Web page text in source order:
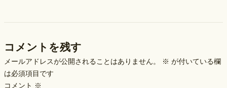
コメントを残す
メールアドレスが公開されることはありません。 ※ が付いている欄
は必須項目です
コメント ※